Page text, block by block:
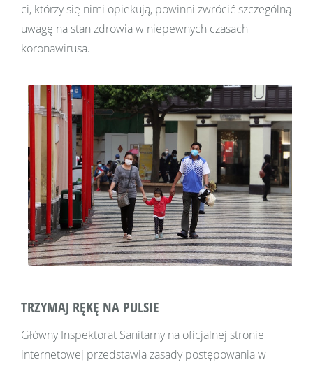
ci, którzy się nimi opiekują, powinni zwrócić szczególną
uwagę na stan zdrowia w niepewnych czasach
koronawirusa.
TRZYMAJ RĘKĘ NA PULSIE
Główny Inspektorat Sanitarny na oficjalnej stronie
internetowej przedstawia zasady postępowania w